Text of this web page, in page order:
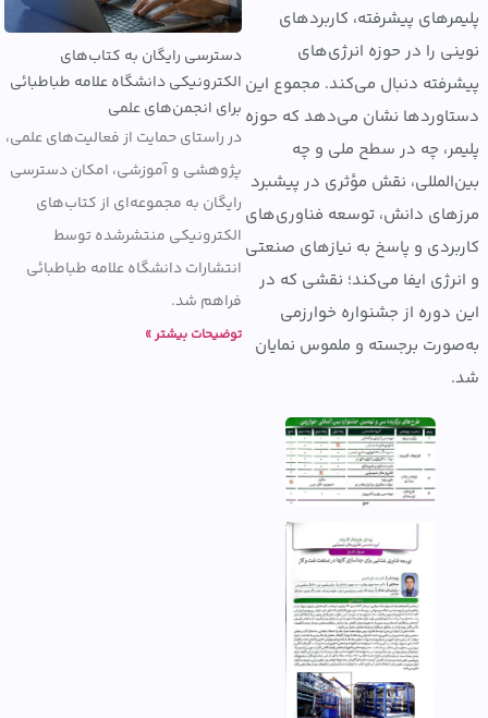
پیشرفته، کاربردهای
را در حوزه انرژی‌های
دنبال می‌کند. مجموع این
نشان می‌دهد که حوزه
چه در سطح ملی و چه
نقش مؤثری در پیشبرد
دانش، توسعه فناوری‌های
و پاسخ به نیازهای صنعتی
ایفا می‌کند؛ نقشی که در
از جشنواره خوارزمی
برجسته و ملموس نمایان
دسترسی رایگان به کتاب‌های
الکترونیکی دانشگاه علامه طباطبائی
برای انجمن‌های علمی
در راستای حمایت از فعالیت‌های علمی،
پژوهشی و آموزشی، امکان دسترسی
رایگان به مجموعه‌ای از کتاب‌های
الکترونیکی منتشرشده توسط
انتشارات دانشگاه علامه طباطبائی
فراهم شد.
توضیحات بیشتر »